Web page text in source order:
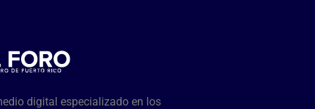
digital especializado en los